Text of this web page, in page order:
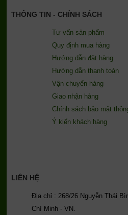
THÔNG TIN - CHÍNH SÁCH
Tư vấn sản phẩm
Quy định mua hàng
Hướng dẫn đặt hàng
Hướng dẫn thanh toán
Vận chuyển hàng
Giao nhận hàng
Chính sách bảo mật
Ý kiến khách hàng
LIÊN HỆ
Địa chỉ : 268/26 Nguyễn Thái
Chí Minh - VN.